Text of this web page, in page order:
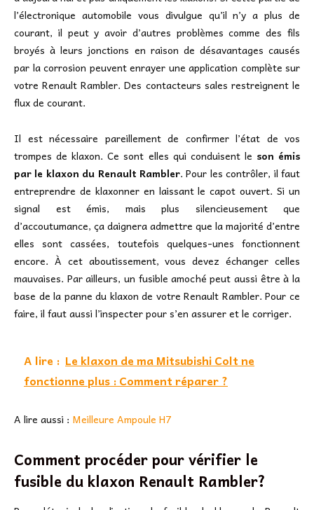
l’électronique automobile vous divulgue qu’il n’y a plus de
courant, il peut y avoir d’autres problèmes comme des fils
broyés à leurs jonctions en raison de désavantages causés
par la corrosion peuvent enrayer une application complète sur
votre Renault Rambler. Des contacteurs sales restreignent le
flux de courant.
Il est nécessaire pareillement de confirmer l’état de vos
trompes de klaxon. Ce sont elles qui conduisent le son émis
par le klaxon du Renault Rambler. Pour les contrôler, il faut
entreprendre de klaxonner en laissant le capot ouvert. Si un
signal est émis, mais plus silencieusement que
d’accoutumance, ça daignera admettre que la majorité d’entre
elles sont cassées, toutefois quelques-unes fonctionnent
encore. À cet aboutissement, vous devez échanger celles
mauvaises. Par ailleurs, un fusible amoché peut aussi être à la
base de la panne du klaxon de votre Renault Rambler. Pour ce
faire, il faut aussi l’inspecter pour s’en assurer et le corriger.
A lire : Le klaxon de ma Mitsubishi Colt ne
fonctionne plus : Comment réparer ?
A lire aussi : Meilleure Ampoule H7
Comment procéder pour vérifier le
fusible du klaxon Renault Rambler?